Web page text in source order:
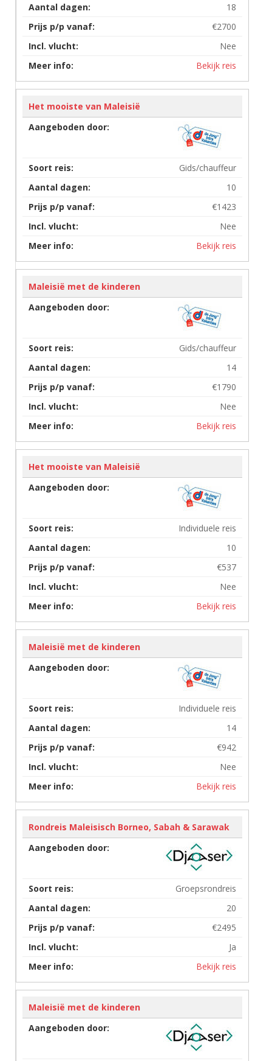
18
€2700
Nee
Bekijk reis
Het mooiste van Maleisië
Gids/chauffeur
10
€1423
Nee
Bekijk reis
Maleisië met de kinderen
Gids/chauffeur
14
€1790
Nee
Bekijk reis
Het mooiste van Maleisië
Individuele reis
10
€537
Nee
Bekijk reis
Maleisië met de kinderen
Individuele reis
14
€942
Nee
Bekijk reis
Rondreis Maleisisch Borneo, Sabah & Sarawak
Groepsrondreis
20
€2495
Ja
Bekijk reis
Maleisië met de kinderen